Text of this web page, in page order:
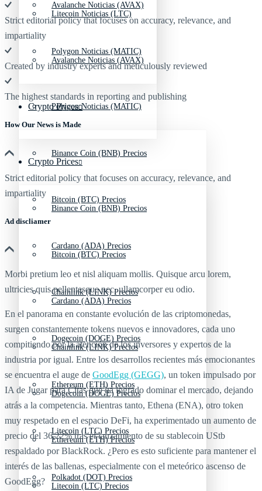
Avalanche Noticias (AVAX)
Polygon Noticias (MATIC)
Crypto Prices
Binance Coin (BNB) Precios
Bitcoin (BTC) Precios
Cardano (ADA) Precios
Chainlink (LINK) Precios
Dogecoin (DOGE) Precios
Ethereum (ETH) Precios
Litecoin (LTC) Precios
Polkadot (DOT) Precios
Litecoin Noticias (LTC)
Avalanche Noticias (AVAX)
Polygon Noticias (MATIC)
Crypto Prices
Binance Coin (BNB) Precios
Bitcoin (BTC) Precios
Cardano (ADA) Precios
Chainlink (LINK) Precios
Dogecoin (DOGE) Precios
Ethereum (ETH) Precios
Litecoin (LTC) Precios
Strict editorial policy that focuses on accuracy, relevance, and
impartiality
Created by industry experts and meticulously reviewed
The highest standards in reporting and publishing
How Our News is Made
Strict editorial policy that focuses on accuracy, relevance, and
impartiality
Ad discliamer
Morbi pretium leo et nisl aliquam mollis. Quisque arcu lorem,
ultricies quis pellentesque nec, ullamcorper eu odio.
En el panorama en constante evolución de las criptomonedas,
surgen constantemente tokens nuevos e innovadores, cada uno
compitiendo por la atención de los inversores y expertos de la
industria por igual. Entre los desarrollos recientes más emocionantes
se encuentra el auge de GoodEgg (GEGG), un token impulsado por
IA de Jugar para Citas que ha logrado dominar el mercado, dejando
atrás a la competencia. Mientras tanto, Ethena (ENA), otro token
muy respetado en el espacio DeFi, ha experimentado un aumento de
precio del 36,22% tras el lanzamiento de su stablecoin UStb
respaldado por BlackRock. ¿Pero es esto suficiente para mantener el
interés de las ballenas, especialmente con el meteórico ascenso de
GoodEgg?